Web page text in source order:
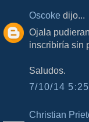
Oscoke dijo...
Ojala
inscribiría sin
Saludos.
7/10/14
Christian